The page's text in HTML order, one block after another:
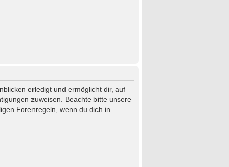
erledigt und ermöglicht dir, auf
zuweisen. Beachte bitte unsere
Forenregeln, wenn du dich in